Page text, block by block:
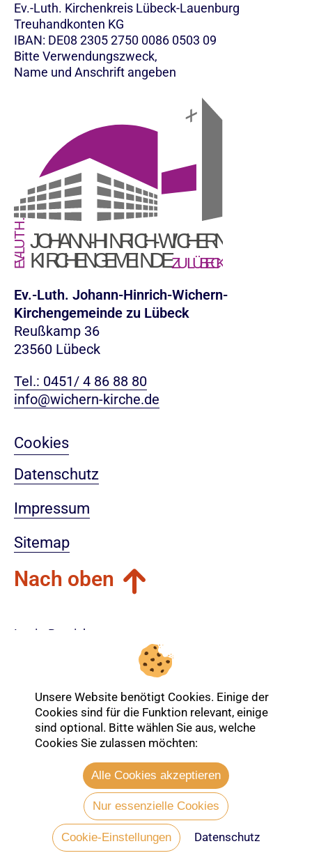
Ev.-Luth. Kirchenkreis Lübeck-Lauenburg
Treuhandkonten KG
IBAN: DE08 2305 2750 0086 0503 09
Bitte Verwendungszweck,
Name und Anschrift angeben
Ev.-Luth. Johann-Hinrich-Wichern-
Kirchengemeinde zu Lübeck
Reußkamp 36
23560 Lübeck
Tel.: 0451/ 4 86 88 80
info@wichern-kirche.de
Cookies
Datenschutz
Impressum
Sitemap
Nach oben
Login-Bereich
Entdecken Sie mehr über die Ev.
Unsere Website benötigt Cookies. Einige der
Cookies sind für die Funktion relevant, einige
sind optional. Bitte wählen Sie aus, welche
Cookies Sie zulassen möchten:
Alle Cookies akzeptieren
Nur essenzielle Cookies
Cookie-Einstellungen Datenschutz